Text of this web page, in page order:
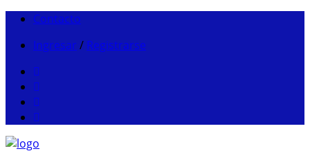
Contacto
Ingresar / Registrarse